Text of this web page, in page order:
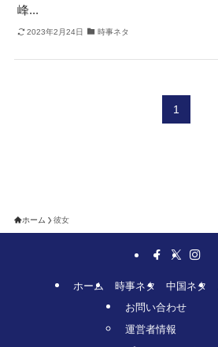
峰...
2023年2月24日 時事ネタ
1
ホーム 彼女
ホーム 時事ネタ 中国ネタ
お問い合わせ
運営者情報